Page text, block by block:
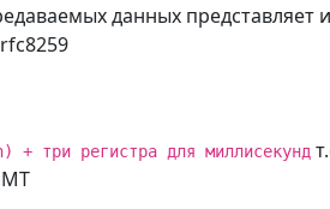
данных представляет
+ три регистра для миллисекунд